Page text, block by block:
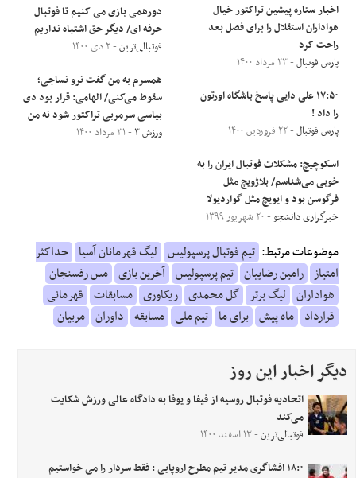
اخبار ستاره پیشین تراکتور خیال
هواداران استقلال را برای فصل بعد
راحت کرد
پارس فوتبال- ۲۳ مرداد ۱۴۰۰
۱۷:۵۰ علی دایی پاسخ باشگاه اورتون
را داد !
پارس فوتبال- ۲۲ فروردین ۱۴۰۰
اسکوچیچ: مشکلات فوتبال ایران را به
خوبی می‌شناسم/ بلاژویچ مثل
فرگوسن بود و ایویچ مثل گواردیولا
خبرگزاری دانشجو- ۲۰ شهریور ۱۳۹۹
دورهمی بازی می کنیم تا فوتبال
حرفه ای/ دیگر حق اشتباه نداریم
فوتبالی‌ترین- ۲ دی ۱۴۰۰
همسرم به من گفت نرو نساجی؛
سقوط می‌کنی/ الهامی: قرار بود دی
بیاسی سرمربی تراکتور شود نه من
ورزش ۳ - ۳۱ مرداد ۱۴۰۰
موضوعات مرتبط: تیم فوتبال پرسپولیس لیگ قهرمانان آسیا حداکثر
امتیاز رامین رضاییان تیم پرسپولیس آخرین بازی مس رفسنجان
هواداران لیگ برتر گل محمدی ریکاوری مسابقات قهرمانی
قرارداد ماه پیش برای ما تیم ملی مسابقه داوران مربیان
دیگر اخبار این روز
اتحادیه فوتبال روسیه از فیفا و یوفا به دادگاه عالی ورزش شکایت
می‌کند
فوتبالی‌ترین- ۱۳ اسفند ۱۴۰۰
۱۸:۰ افشاگری مدیر تیم مطرح اروپایی : فقط سردار را می خواستیم